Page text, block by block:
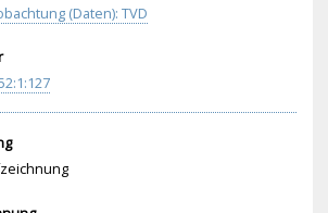
(Daten): TVD
1:127